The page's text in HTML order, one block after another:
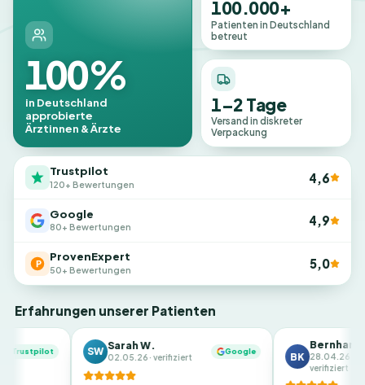
100%
in Deutschland
approbierte
Ärztinnen & Ärzte
100.000+
Patienten in Deutschland
betreut
1–2 Tage
Versand in diskreter
Verpackung
Trustpilot
120+ Bewertungen 4,6
Google
80+ Bewertungen 4,9
ProvenExpert
50+ Bewertungen 5,0
Erfahrungen unserer Patienten
SW
Sarah W.
02.05.26 · verifiziert
Google BK
Bernhard K.
28.04.26 ·